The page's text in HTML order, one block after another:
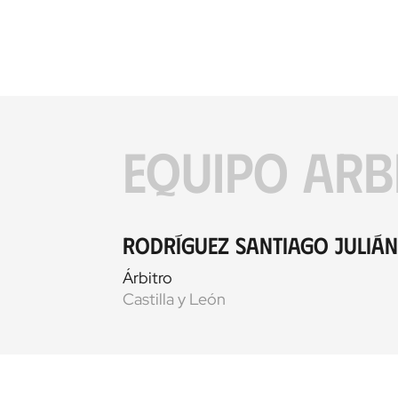
EQUIPO
Rodríguez Santiago Julián
Árbitro
Castilla y León